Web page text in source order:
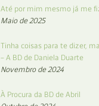
Até por mim mesmo já me
Maio de 2025
Tinha coisas para te dizer,
– A BD de Daniela Duarte
Novembro de 2024
À Procura da BD de Abril